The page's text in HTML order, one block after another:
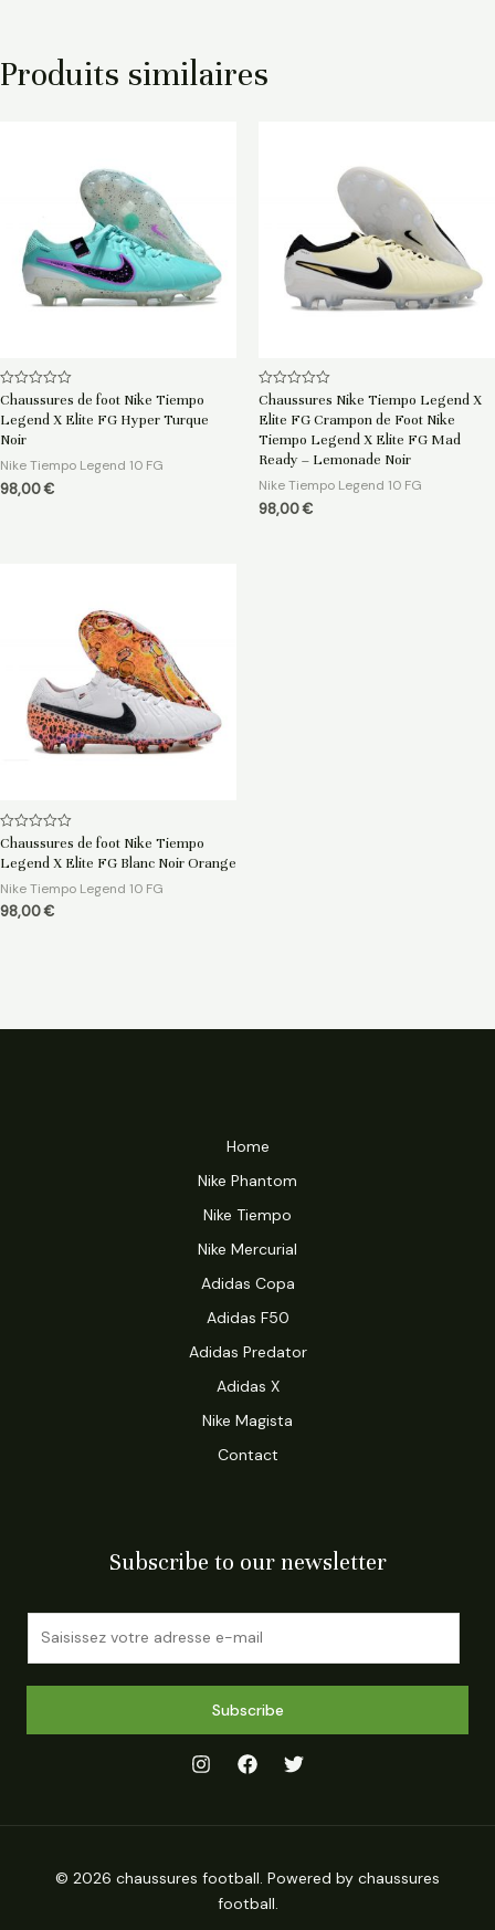
Produits similaires
Note
sur
5
Chaussures de foot Nike Tiempo
Legend X Elite FG Hyper Turque
Noir
Nike Tiempo Legend 10 FG
98,00€
Note
sur
5
Chaussures Nike Tiempo Legend X
Elite FG Crampon de Foot Nike
Tiempo Legend X Elite FG Mad
Ready – Lemonade Noir
Nike Tiempo Legend 10 FG
98,00€
Note
sur
Chaussures de foot Nike Tiempo
Legend X Elite FG Blanc Noir Orange
Nike Tiempo Legend 10 FG
98,00€
Home
Nike Phantom
Nike Tiempo
Nike Mercurial
Adidas Copa
Adidas F50
Adidas Predator
Adidas X
Nike Magista
Contact
Subscribe to our newsletter
Subscribe
© 2026 chaussures football. Powered by chaussures
football.